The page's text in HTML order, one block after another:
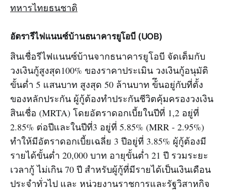
ทหารไทยธนชาติ
อัตรารีไฟแนนซ์บ้านธนาคารยูโอบี (UOB)
สินเชื่อรีไฟแนนซ์บ้านจากธนาคารยูโอบี จัดเต็มกับ
วงเงินกู้สูงสุด100% ของราคาประเมิน วงเงินกู้อนุมัติ
ขั้นต่ำ 5 แสนบาท สูงสุด 50 ล้านบาท ข้ึนอยู่กับที่ตั้ง
ของหลักประกัน ผู้กู้ต้องทำประกันชีวิตคุ้มครองวงเงิน
สินเชื่อ (MRTA) โดยอัตราดอกเบี้ยในปีที่ 1,2 อยู่ที่
2.85% ต่อปีและในปีที่3 อยู่ที่ 5.85% (MRR - 2.95%)
ทำให้มีอัตราดอกเบี้ยเฉลี่ย 3 ปีอยู่ที่ 3.85% ผู้กู้ต้องมี
รายได้ขั้นต่ำ 20,000 บาท อายุขั้นต่ำ 21 ปี รวมระยะ
เวลากู้ ไม่เกิน 70 ปี สำหรับผู้กู้ที่มีรายได้เป็นเงินเดือน
ประจำทั่วไป และ หน่วยงานราชการและรัฐวิสาหกิจ